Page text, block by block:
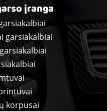
įranga
garsiakalbiai
korpusai